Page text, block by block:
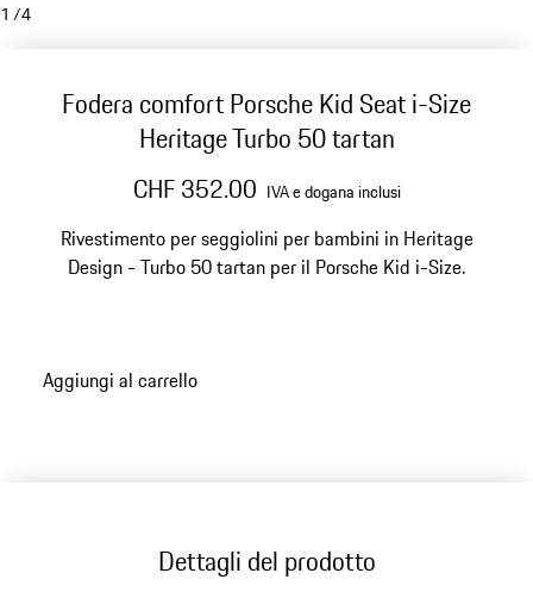
1 /4
Fodera comfort Porsche Kid Seat i-Size
Heritage Turbo 50 tartan
CHF 352.00 IVA e dogana inclusi
Rivestimento per seggiolini per bambini in Heritage
Design - Turbo 50 tartan per il Porsche Kid i-Size.
Aggiungi al carrello
Dettagli del prodotto